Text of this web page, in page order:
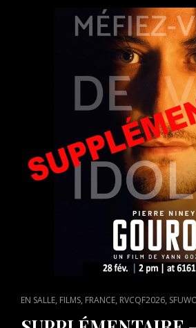
CAT
EN SALLE, FILMS, FRANCE, RVCQF2026,